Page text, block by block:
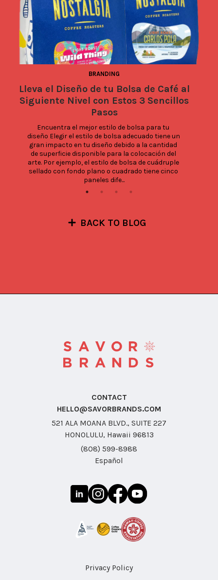
BRANDING
Lleva el Diseño de tu Bolsa de Café al
Siguiente Nivel con Estos 3 Sencillos
Pasos
Encuentra el mejor estilo de bolsa para tu
diseño Elegir el estilo de bolsa adecuado tiene un
gran impacto en tu diseño debido a la cantidad
de superficie disponible para la colocación del
arte. Por ejemplo, el estilo de bolsa de cuádruple
sellado con fondo plano o cuadrado tiene cinco
paneles dife...
BACK TO BLOG
CONTACT
HELLO@SAVORBRANDS.COM
521 ALA MOANA BLVD., SUITE 227
HONOLULU, Hawaii 96813
(808) 599-8988
Español
Privacy Policy